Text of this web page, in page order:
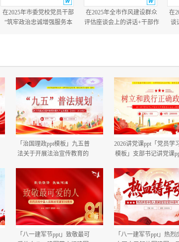
在2025年市委党校党员干部
“筑牢政治忠诚增强服务本
在2025年全市作风建设群众
评估座谈会上的讲话+干部作
在
谈
「治国理政ppt模板」九五普
法关于开展法治宣传教育的
整内容」.pptx
2026讲党课ppt「党员学
模板」支部书记讲党课
「八一建军节ppt」致敬最可
「八一建军节ppt」热烈